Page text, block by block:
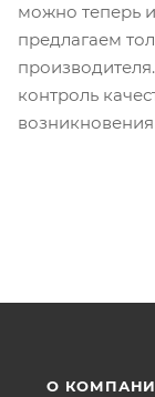
можно теперь
предлагаем
контроль
О